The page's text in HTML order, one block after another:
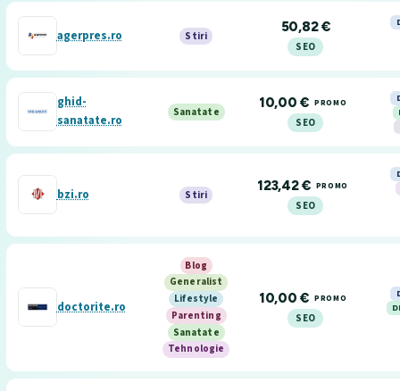
agerpres.ro Stiri
50,82 €
SEO
ghid-
sanatate.ro
Sanatate
10,00 € PROMO
SEO
bzi.ro Stiri
123,42 € PROMO
SEO
doctorite.ro
Blog
Generalist
Lifestyle
Parenting
Sanatate
Tehnologie
10,00 € PROMO
SEO